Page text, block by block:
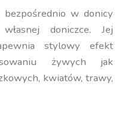
bezpośrednio w donicy
doniczce. Jej
stylowy efekt
żywych jak
kwiatów, trawy,